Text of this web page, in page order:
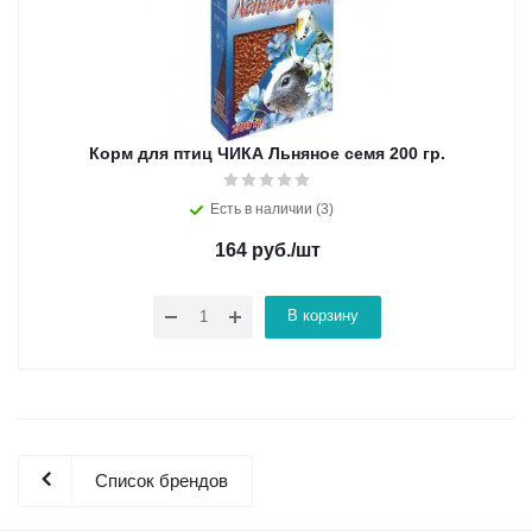
Корм для птиц ЧИКА Льняное семя 200 гр.
Есть в наличии (3)
164руб./шт
В корзину
Список брендов